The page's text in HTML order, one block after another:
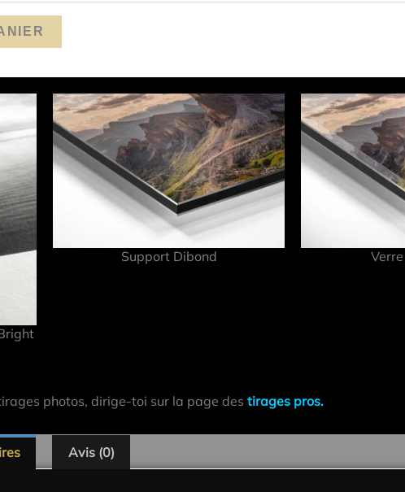
Support Dibond
photos, dirige-toi sur la page des tirages pros.
Avis (0)